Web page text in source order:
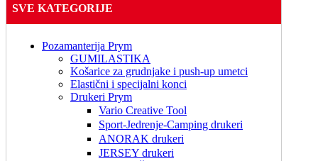
SVE KATEGORIJE
Pozamanterija Prym
GUMILASTIKA
Košarice za grudnjake i push-up umetci
Elastični i specijalni konci
Drukeri Prym
Vario Creative Tool
Sport-Jedrenje-Camping drukeri
ANORAK drukeri
JERSEY drukeri